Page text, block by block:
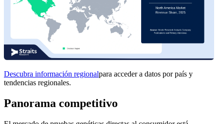
Descubra información regionalpara acceder a datos por país y
tendencias regionales.
Panorama competitivo